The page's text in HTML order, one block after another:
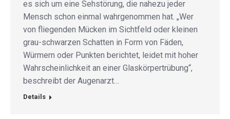
es sich um eine Sehstörung, die nahezu jeder
Mensch schon einmal wahrgenommen hat. „Wer
von fliegenden Mücken im Sichtfeld oder kleinen
grau-schwarzen Schatten in Form von Fäden,
Würmern oder Punkten berichtet, leidet mit hoher
Wahrscheinlichkeit an einer Glaskörpertrübung“,
beschreibt der Augenarzt…
Details